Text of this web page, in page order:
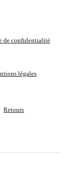
de confidentialité
légales
Retours